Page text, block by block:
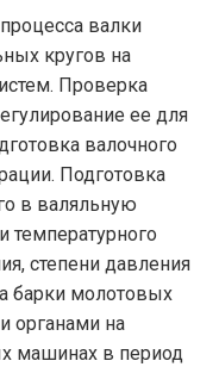
валки
кругов на
Проверка
ее для
валочного
Подготовка
в валяльную
температурного
степени давления
барки молотовых
органами на
машинах в период